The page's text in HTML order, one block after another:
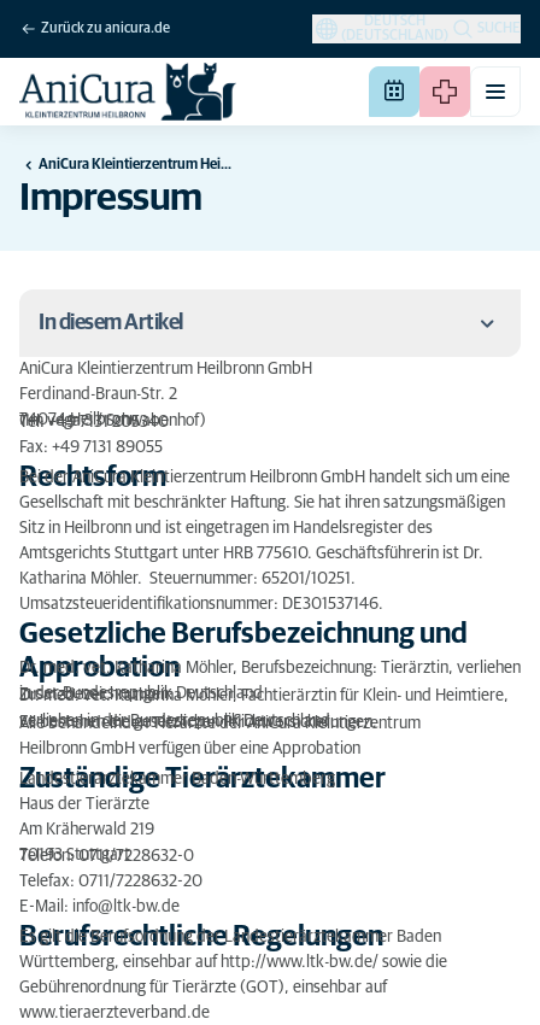
Zurück zu anicura.de
DEUTSCH
(DEUTSCHLAND)
SUCHE
AniCura Kleintierzentrum Heilbronn
Impressum
In diesem Artikel
Rechtsform
Gesetzliche Berufsbezeichnung und Approbation
Zuständige Tierärztekammer
Berufsrechtliche Regelungen
AniCura Kleintierzentrum Heilbronn GmbH
Ferdinand-Braun-Str. 2
74074 Heilbronn
(Im vega 3 / Schwabenhof)
Tel: +49 7131 205340
Fax: +49 7131 89055
Rechtsform
Bei der AniCura Kleintierzentrum Heilbronn GmbH handelt sich um eine
Gesellschaft mit beschränkter Haftung. Sie hat ihren satzungsmäßigen
Sitz in Heilbronn und ist eingetragen im Handelsregister des
Amtsgerichts Stuttgart unter HRB 775610. Geschäftsführerin ist Dr.
Katharina Möhler. Steuernummer: 65201/10251.
Umsatzsteueridentifikationsnummer: DE301537146.
Gesetzliche Berufsbezeichnung und
Approbation
Dr. med. vet. Katharina Möhler, Berufsbezeichnung: Tierärztin, verliehen
in der Bundesrepublik Deutschland
Zusatzbezeichnungen:
Dr. med. vet. Katharina Möhler, Fachtierärztin für Klein- und Heimtiere,
verliehen in der Bundesrepublik Deutschland
Es bestehen die gesetzlichen Pflichtversicherungen.
Alle behandelnden Tierärzte der AniCura Kleintierzentrum
Heilbronn GmbH verfügen über eine Approbation
Zuständige Tierärztekammer
Landestierärztekammer Baden-Württemberg
Haus der Tierärzte
Am Kräherwald 219
70193 Stuttgart
Telefon: 0711/7228632-0
Telefax: 0711/7228632-20
E-Mail: info@ltk-bw.de
Berufsrechtliche Regelungen
Es gilt die Berufsordnung der Landestierärztekammer Baden
Württemberg, einsehbar auf http://www.ltk-bw.de/ sowie die
Gebührenordnung für Tierärzte (GOT), einsehbar auf
www.tieraerzteverband.de